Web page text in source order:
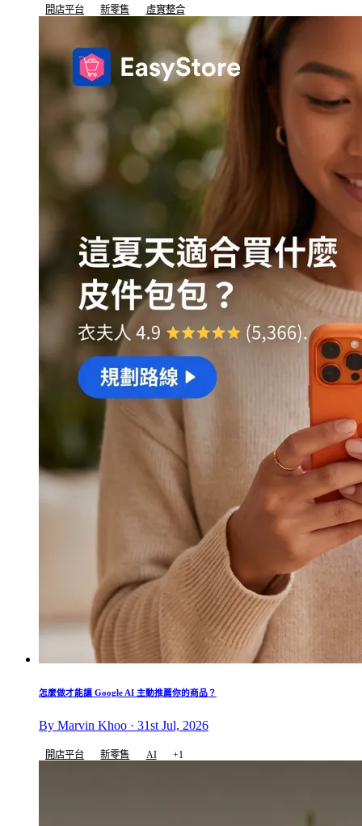
開店平台 新零售 虛實整合
怎麼做才能讓 Google AI 主動推薦你的商品？
By Marvin Khoo · 31st Jul, 2026
開店平台 新零售 AI +1